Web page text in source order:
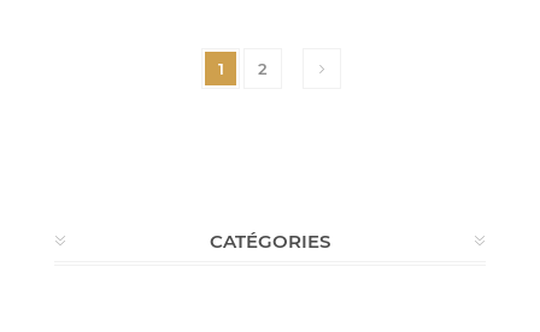
1 2
CATÉGORIES